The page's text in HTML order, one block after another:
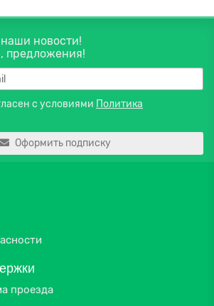
новости!
предложения!
с условиями Политика
Оформить подписку
проезда